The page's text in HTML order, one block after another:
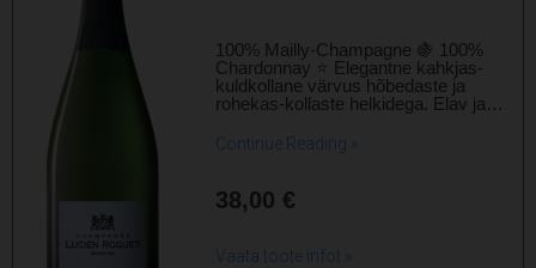
100% Mailly-Champagne 🍇 100%
Chardonnay ⭐ Elegantne kahkjas-
kuldkollane värvus hõbedaste ja
rohekas-kollaste helkidega. Elav ja…
Continue Reading »
38,00 €
Vaata toote infot »